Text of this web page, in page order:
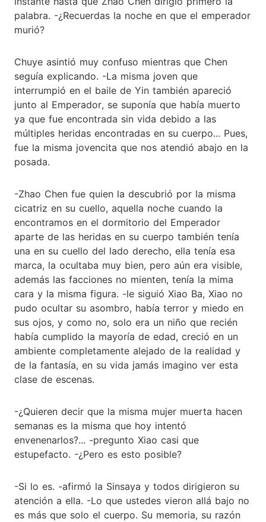
palabra. -¿Recuerdas la noche en que el emperador
murió?
Chuye asintió muy confuso mientras que Chen
seguía explicando. -La misma joven que
interrumpió en el baile de Yin también apareció
junto al Emperador, se suponía que había muerto
ya que fue encontrada sin vida debido a las
múltiples heridas encontradas en su cuerpo... Pues,
fue la misma jovencita que nos atendió abajo en la
posada.
-Zhao Chen fue quien la descubrió por la misma
cicatriz en su cuello, aquella noche cuando la
encontramos en el dormitorio del Emperador
aparte de las heridas en su cuerpo también tenía
una en su cuello del lado derecho, ella tenía esa
marca, la ocultaba muy bien, pero aún era visible,
además las facciones no mienten, tenía la mima
cara y la misma figura. -le siguió Xiao Ba, Xiao no
pudo ocultar su asombro, había terror y miedo en
sus ojos, y como no, solo era un niño que recién
había cumplido la mayoría de edad, creció en un
ambiente completamente alejado de la realidad y
de la fantasía, en su vida jamás imagino ver esta
clase de escenas.
-¿Quieren decir que la misma mujer muerta hacen
semanas es la misma que hoy intentó
envenenarlos?... -pregunto Xiao casi que
estupefacto. -¿Pero es esto posible?
-Si lo es. -afirmó la Sinsaya y todos dirigieron su
atención a ella. -Lo que ustedes vieron allá bajo no
es más que solo el cuerpo. Su memoria, su razón